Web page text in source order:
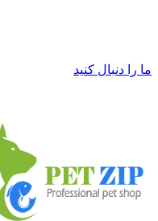
ما را دنبال کنید